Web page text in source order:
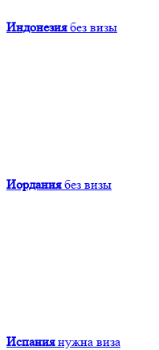
Индонезия без визы
Иордания без визы
Испания нужна виза